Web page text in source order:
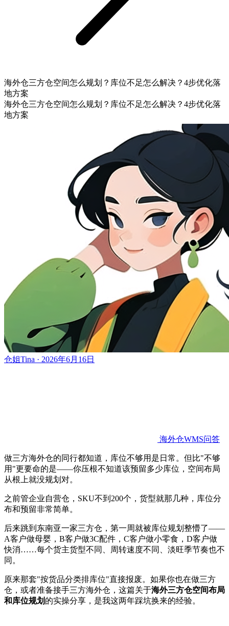
海外仓三方仓空间怎么规划？库位不足怎么解决？4步优化落
地方案
海外仓三方仓空间怎么规划？库位不足怎么解决？4步优化落
地方案
仓姐Tina · 2026年6月16日
海外仓WMS问答
做三方海外仓的同行都知道，库位不够用是日常。但比"不够
用"更要命的是——你压根不知道该预留多少库位，空间布局
从根上就没规划对。
之前管企业自营仓，SKU不到200个，货型就那几种，库位分
布和预留非常简单。
后来跳到东南亚一家三方仓，第一周就被库位规划整懵了——
A客户做母婴，B客户做3C配件，C客户做小零食，D客户做
快消……每个货主货型不同、周转速度不同、淡旺季节奏也不
同。
原来那套"按货品分类排库位"直接报废。如果你也在做三方
仓，或者准备接手三方海外仓，这篇关于海外三方仓空间布局
和库位规划 的实操分享，是我这两年踩坑换来的经验。